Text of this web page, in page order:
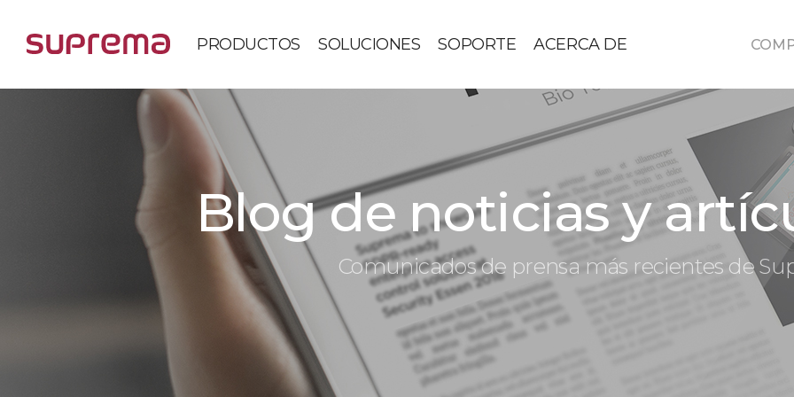
PRODUCTOS SOLUCIONES SOPORTE ACERCA DE
Blog de noticias y
Comunicados de prensa más recientes de